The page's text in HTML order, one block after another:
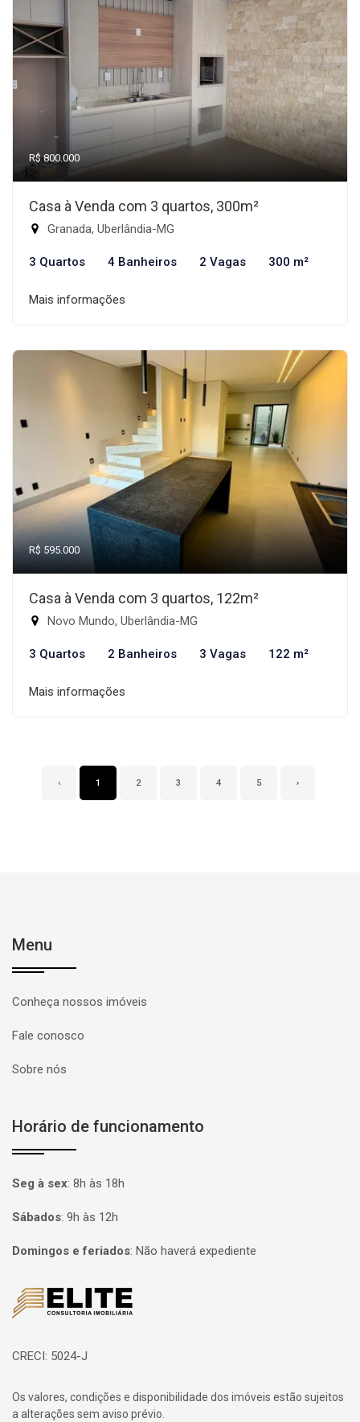
R$ 800.000
Casa à Venda com 3 quartos, 300m²
Granada, Uberlândia-MG
3 Quartos 4 Banheiros 2 Vagas 300 m²
Mais informações
R$ 595.000
Casa à Venda com 3 quartos, 122m²
Novo Mundo, Uberlândia-MG
3 Quartos 2 Banheiros 3 Vagas 122 m²
Mais informações
‹ 1 2 3 4 5 ›
Menu
Conheça nossos imóveis
Fale conosco
Sobre nós
Horário de funcionamento
Seg à sex: 8h às 18h
Sábados: 9h às 12h
Domingos e feriados: Não haverá expediente
Página inicial
CRECI: 5024-J
Os valores, condições e disponibilidade dos imóveis estão sujeitos
a alterações sem aviso prévio.